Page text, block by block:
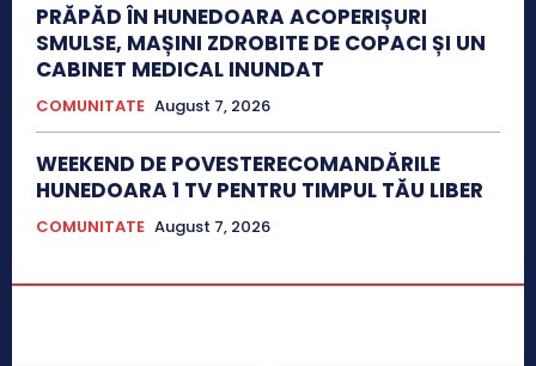
PRĂPĂD ÎN HUNEDOARA ACOPERIȘURI
SMULSE, MAȘINI ZDROBITE DE COPACI ȘI UN
CABINET MEDICAL INUNDAT
COMUNITATE August 7, 2026
WEEKEND DE POVESTERECOMANDĂRILE
HUNEDOARA 1 TV PENTRU TIMPUL TĂU LIBER
COMUNITATE August 7, 2026